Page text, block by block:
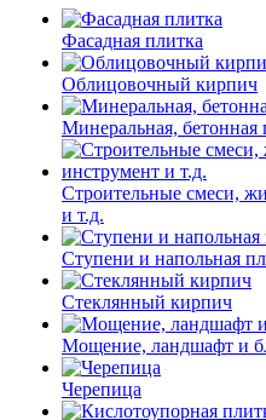
Фасадная плитка
Облицовочный кирпич
Минеральная, бетонная
Строительные смеси,
и т.д.
Ступени и напольная
Cтеклянный кирпич
Мощение, ландшафт и
Черепица